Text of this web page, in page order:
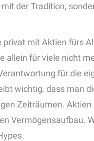
der Tradition,
mit Aktien fürs
allein für viele nicht
für die
wichtig, dass man
Zeiträumen.
Vermögensaufbau.